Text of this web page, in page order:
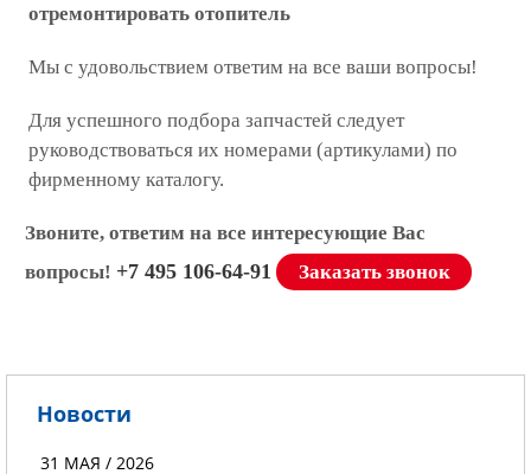
отремонтировать отопитель
Мы с удовольствием ответим на все ваши вопросы!
Для успешного подбора запчастей следует
руководствоваться их номерами (артикулами) по
фирменному каталогу.
Звоните, ответим на все интересующие Вас
вопросы! +7 495 106-64-91 Заказать звонок
Новости
31 МАЯ / 2026